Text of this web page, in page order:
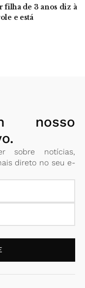
de 3 anos diz à
e está
nosso
sobre notícias,
direto no seu e-